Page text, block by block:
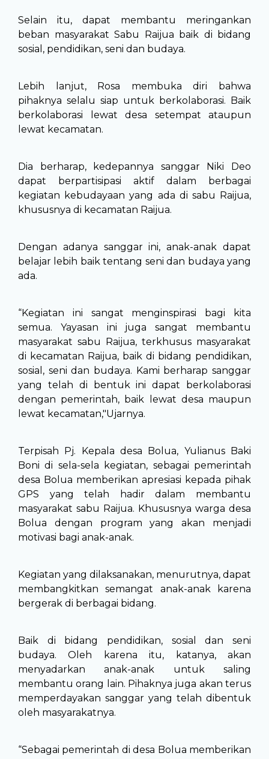
Selain itu, dapat membantu meringankan
beban masyarakat Sabu Raijua baik di bidang
sosial, pendidikan, seni dan budaya.
Lebih lanjut, Rosa membuka diri bahwa
pihaknya selalu siap untuk berkolaborasi. Baik
berkolaborasi lewat desa setempat ataupun
lewat kecamatan.
Dia berharap, kedepannya sanggar Niki Deo
dapat berpartisipasi aktif dalam berbagai
kegiatan kebudayaan yang ada di sabu Raijua,
khususnya di kecamatan Raijua.
Dengan adanya sanggar ini, anak-anak dapat
belajar lebih baik tentang seni dan budaya yang
ada.
“Kegiatan ini sangat menginspirasi bagi kita
semua. Yayasan ini juga sangat membantu
masyarakat sabu Raijua, terkhusus masyarakat
di kecamatan Raijua, baik di bidang pendidikan,
sosial, seni dan budaya. Kami berharap sanggar
yang telah di bentuk ini dapat berkolaborasi
dengan pemerintah, baik lewat desa maupun
lewat kecamatan,"Ujarnya.
Terpisah Pj. Kepala desa Bolua, Yulianus Baki
Boni di sela-sela kegiatan, sebagai pemerintah
desa Bolua memberikan apresiasi kepada pihak
GPS yang telah hadir dalam membantu
masyarakat sabu Raijua. Khususnya warga desa
Bolua dengan program yang akan menjadi
motivasi bagi anak-anak.
Kegiatan yang dilaksanakan, menurutnya, dapat
membangkitkan semangat anak-anak karena
bergerak di berbagai bidang.
Baik di bidang pendidikan, sosial dan seni
budaya. Oleh karena itu, katanya, akan
menyadarkan anak-anak untuk saling
membantu orang lain. Pihaknya juga akan terus
memperdayakan sanggar yang telah dibentuk
oleh masyarakatnya.
“Sebagai pemerintah di desa Bolua memberikan